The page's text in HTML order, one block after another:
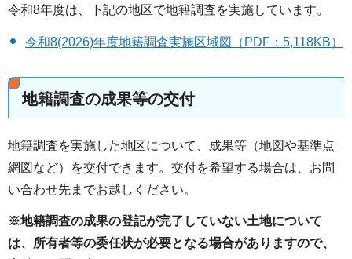
令和8年度は、下記の地区で地籍調査を実施しています。
令和8(2026)年度地籍調査実施区域図（PDF：5,118KB）
地籍調査の成果等の交付
地籍調査を実施した地区について、成果等（地図や基準点
網図など）を交付できます。交付を希望する場合は、お問
い合わせ先までお越しください。
※地籍調査の成果の登記が完了していない土地について
は、所有者等の委任状が必要となる場合がありますので、